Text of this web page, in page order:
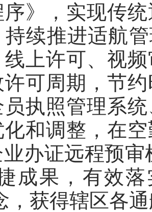
序》，实现传
持续推进适航
上许可、视
可周期，节
执照管理系
和调整 ，在
办证远程预
成果，有效
，获得辖区各